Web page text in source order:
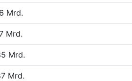
Mrd.
Mrd.
Mrd.
Mrd.